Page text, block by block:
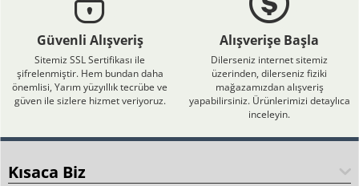
Güvenli Alışveriş
Sitemiz SSL Sertifikası ile
şifrelenmiştir. Hem bundan daha
önemlisi, Yarım yüzyıllık tecrübe ve
güven ile sizlere hizmet veriyoruz.
Alışverişe Başla
Dilerseniz internet sitemiz
üzerinden, dilerseniz fiziki
mağazamızdan alışveriş
yapabilirsiniz. Ürünlerimizi detaylıca
inceleyin.
Kısaca Biz